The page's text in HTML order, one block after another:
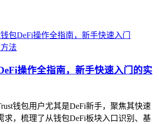
操作全指南，新手快速入门的实
钱包用户尤其是DeFi新手，聚焦其快速
求，梳理了从钱包DeFi板块入口识别、基